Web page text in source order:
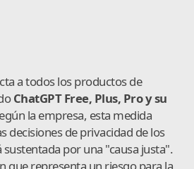
a todos los productos de
ChatGPT Free, Plus, Pro y su
la empresa, esta medida
decisiones de privacidad de los
sustentada por una "causa justa".
que representa un riesgo para la